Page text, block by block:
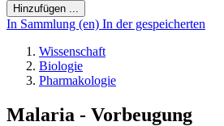
Hinzufügen ...
In Sammlung (en) In der gespeicherten
Wissenschaft
Biologie
Pharmakologie
Malaria - Vorbeugung